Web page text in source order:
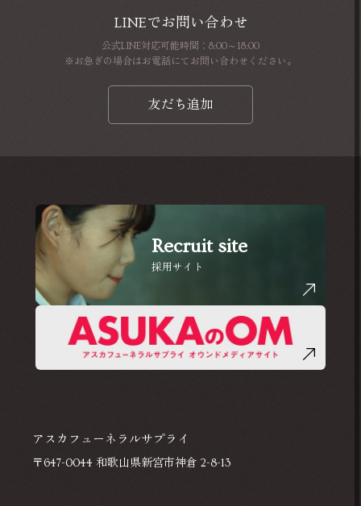
LINEでお問い合わせ
公式LINE対応可能時間：8:00～18:00
※お急ぎの場合はお電話にてお問い合わせください。
友だち追加
アスカフューネラルサプライ
〒647-0044 和歌山県新宮市神倉 2-8-13
採用サイト
Recruit site